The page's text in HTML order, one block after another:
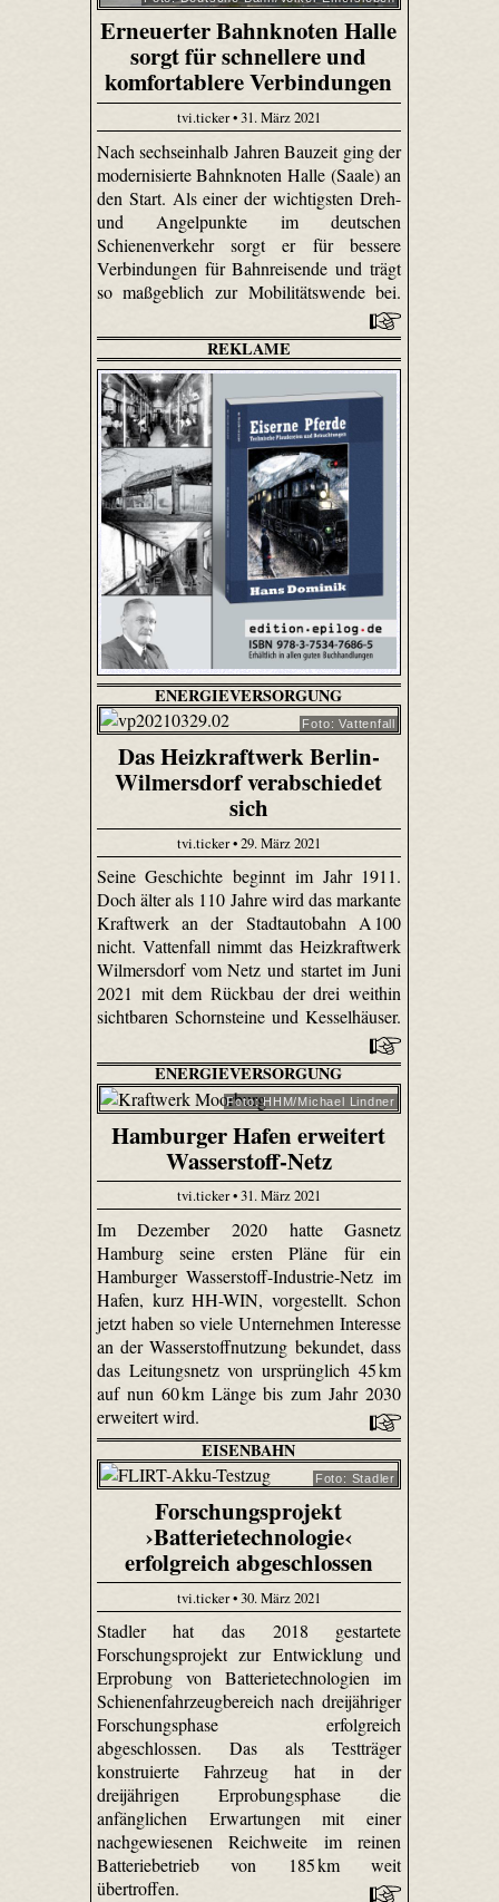
Erneuerter Bahnknoten Halle
sorgt für schnellere und
komfortablere Verbindungen
tvi.ticker • 31. März 2021
Nach sechseinhalb Jahren Bauzeit ging der
modernisierte Bahnknoten Halle (Saale) an
den Start. Als einer der wichtigsten Dreh-
und Angelpunkte im deutschen
Schienenverkehr sorgt er für bessere
Verbindungen für Bahnreisende und trägt
so maßgeblich zur Mobilitätswende bei.
REKLAME
ENERGIEVERSORGUNG
Foto: Vattenfall
Das Heizkraftwerk Berlin-
Wilmersdorf verabschiedet
sich
tvi.ticker • 29. März 2021
Seine Geschichte beginnt im Jahr 1911.
Doch älter als 110 Jahre wird das markante
Kraftwerk an der Stadtautobahn A 100
nicht. Vattenfall nimmt das Heizkraftwerk
Wilmersdorf vom Netz und startet im Juni
2021 mit dem Rückbau der drei weithin
sichtbaren Schornsteine und Kesselhäuser.
ENERGIEVERSORGUNG
Foto: HHM/Michael Lindner
Hamburger Hafen erweitert
Wasserstoff-Netz
tvi.ticker • 31. März 2021
Im Dezember 2020 hatte Gasnetz
Hamburg seine ersten Pläne für ein
Hamburger Wasserstoff-Industrie-Netz im
Hafen, kurz HH-WIN, vorgestellt. Schon
jetzt haben so viele Unternehmen Interesse
an der Wasserstoffnutzung bekundet, dass
das Leitungsnetz von ursprünglich 45 km
auf nun 60 km Länge bis zum Jahr 2030
erweitert wird.
EISENBAHN
Foto: Stadler
Forschungsprojekt
›Batterietechnologie‹
erfolgreich abgeschlossen
tvi.ticker • 30. März 2021
Stadler hat das 2018 gestartete
Forschungsprojekt zur Entwicklung und
Erprobung von Batterietechnologien im
Schienenfahrzeugbereich nach dreijähriger
Forschungsphase erfolgreich
abgeschlossen. Das als Testträger
konstruierte Fahrzeug hat in der
dreijährigen Erprobungsphase die
anfänglichen Erwartungen mit einer
nachgewiesenen Reichweite im reinen
Batteriebetrieb von 185 km weit
übertroffen.